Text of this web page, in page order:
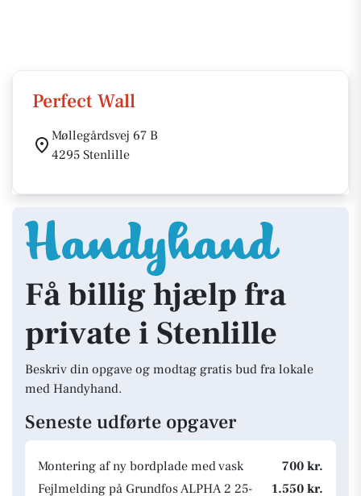
Perfect Wall
Møllegårdsvej 67 B
4295 Stenlille
Få billig hjælp fra
private i Stenlille
Beskriv din opgave og modtag gratis bud fra lokale
med Handyhand.
Seneste udførte opgaver
Montering af ny bordplade med vask
700 kr.
Fejlmelding på Grundfos ALPHA 2 25-
1.550 kr.